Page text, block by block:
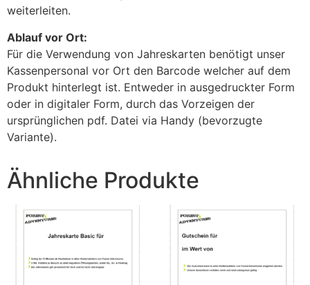
weiterleiten.
Ablauf vor Ort:
Für die Verwendung von Jahreskarten benötigt unser
Kassenpersonal vor Ort den Barcode welcher auf dem
Produkt hinterlegt ist. Entweder in ausgedruckter Form
oder in digitaler Form, durch das Vorzeigen der
ursprünglichen pdf. Datei via Handy (bevorzugte
Variante).
Ähnliche Produkte